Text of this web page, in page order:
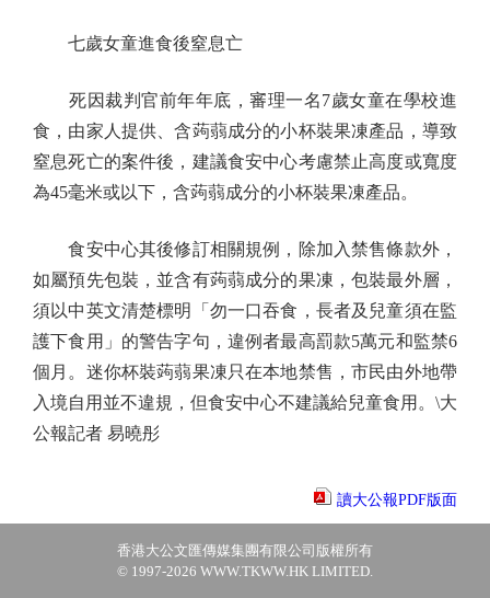
七歲女童進食後窒息亡
死因裁判官前年年底，審理一名7歲女童在學校進
食，由家人提供、含蒟蒻成分的小杯裝果凍產品，導致
窒息死亡的案件後，建議食安中心考慮禁止高度或寬度
為45毫米或以下，含蒟蒻成分的小杯裝果凍產品。
食安中心其後修訂相關規例，除加入禁售條款外，
如屬預先包裝，並含有蒟蒻成分的果凍，包裝最外層，
須以中英文清楚標明「勿一口吞食，長者及兒童須在監
護下食用」的警告字句，違例者最高罰款5萬元和監禁6
個月。迷你杯裝蒟蒻果凍只在本地禁售，市民由外地帶
入境自用並不違規，但食安中心不建議給兒童食用。\大
公報記者 易曉彤
讀大公報PDF版面
香港大公文匯傳媒集團有限公司版權所有
© 1997-2026 WWW.TKWW.HK LIMITED.